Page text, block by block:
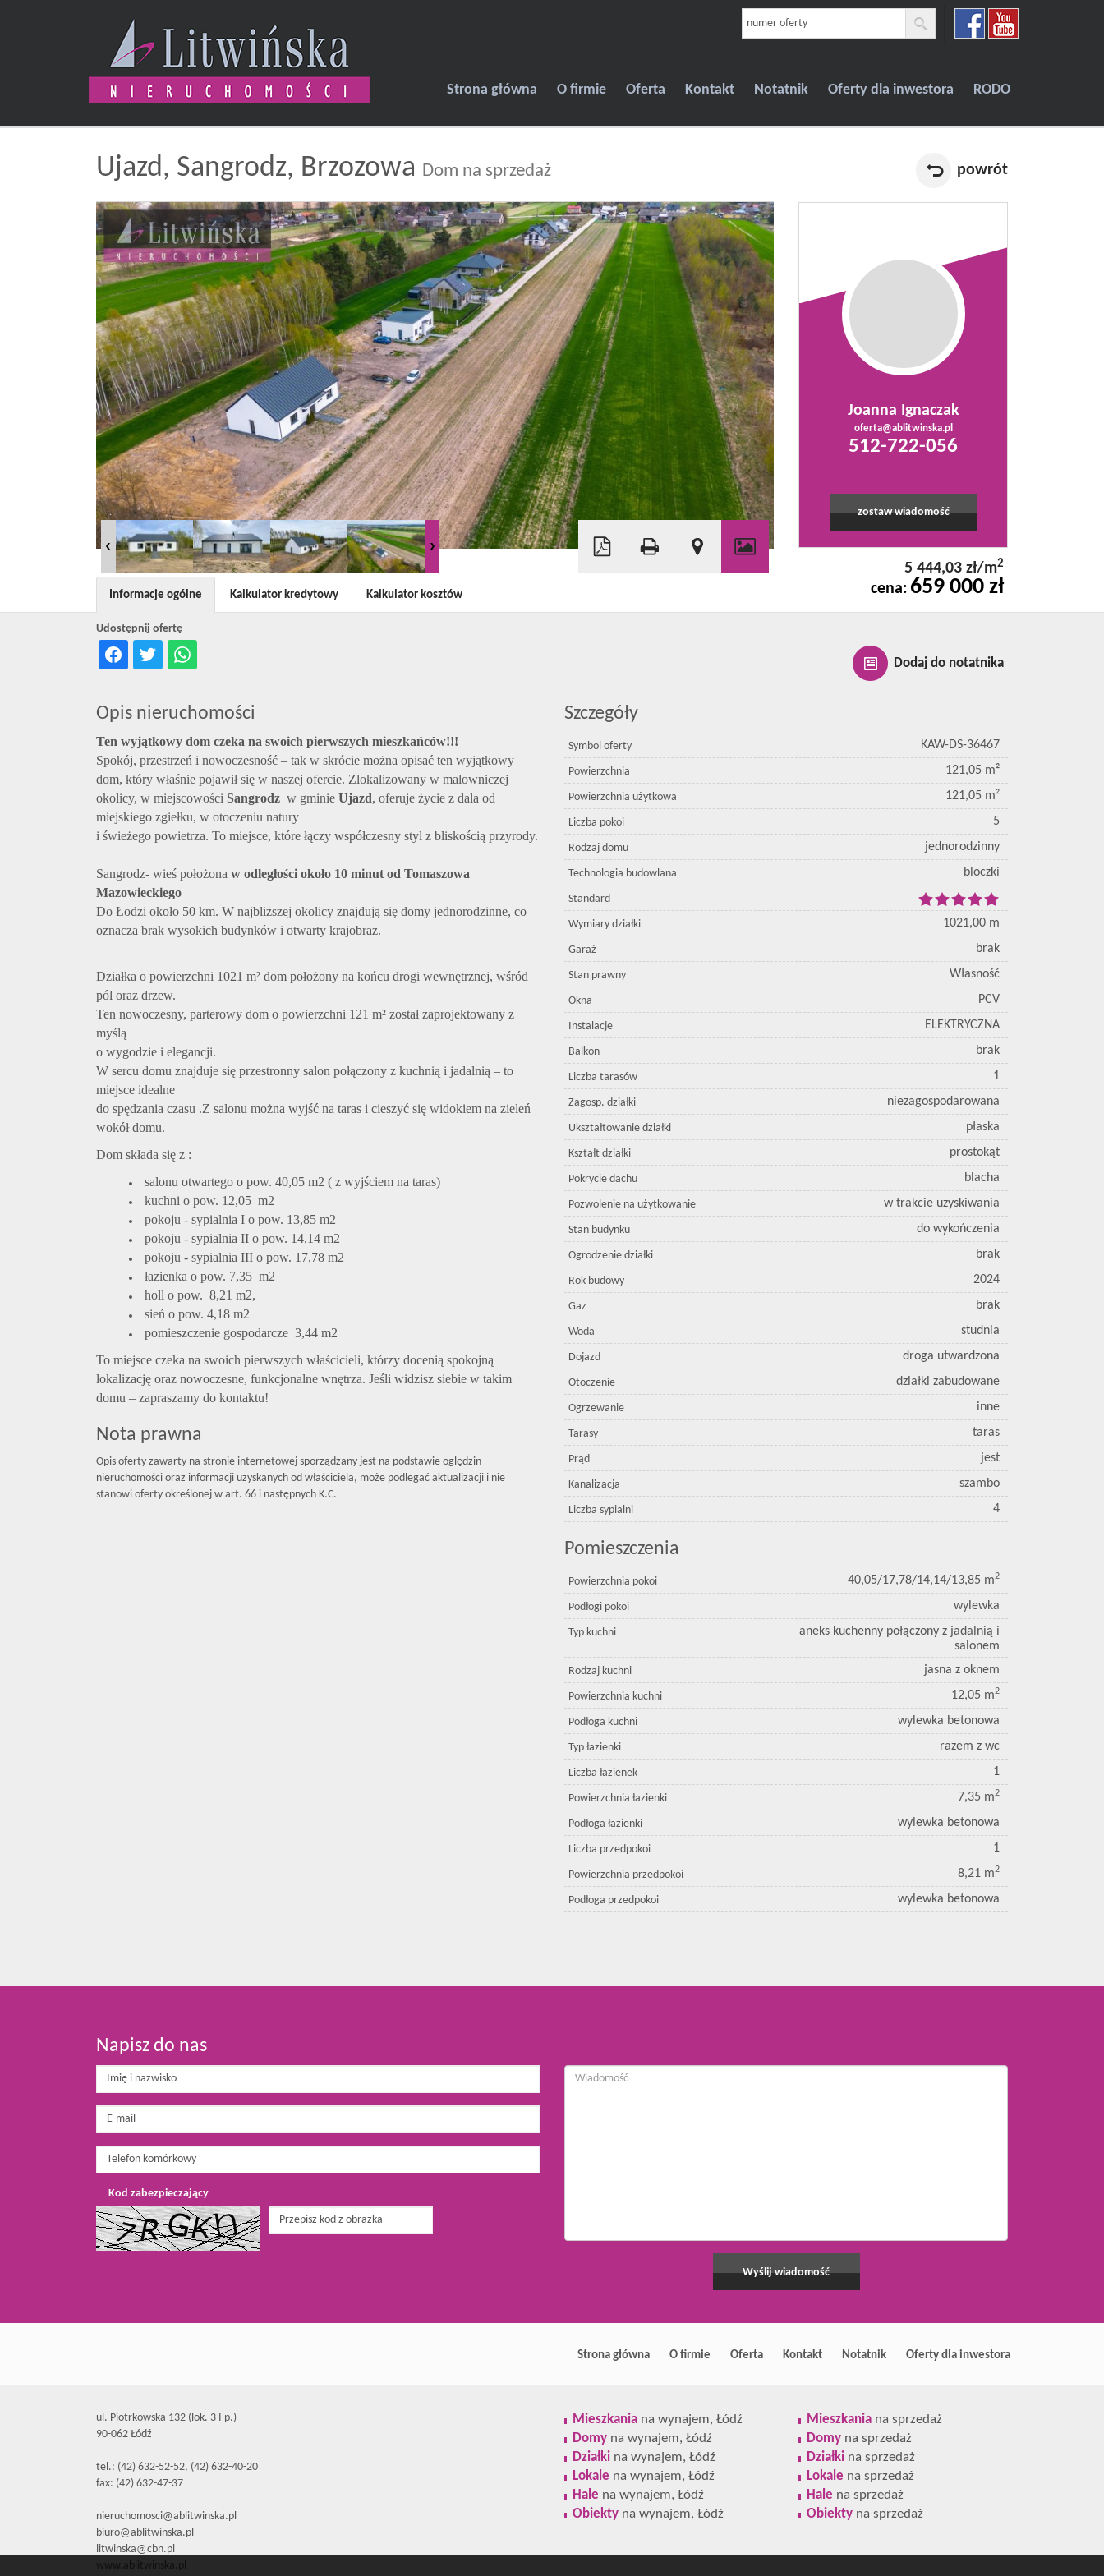
Strona główna O firmie Oferta Kontakt Notatnik Oferty dla inwestora RODO
Ujazd, Sangrodz, Brzozowa Dom na sprzedaż powrót
+
−
©OpenStreetMap contributors
Joanna Ignaczak
oferta@ablitwinska.pl
512-722-056
zostaw wiadomość
5 444,03 zł/m2
cena: 659 000 zł
Dodaj do notatnika
Udostępnij ofertę
Informacje ogólne Kalkulator kredytowy Kalkulator kosztów
Opis nieruchomości
Ten wyjątkowy dom czeka na swoich pierwszych mieszkańców!!!
Spokój, przestrzeń i nowoczesność – tak w skrócie można opisać ten wyjątkowy
dom, który właśnie pojawił się w naszej ofercie. Zlokalizowany w malowniczej
okolicy, w miejscowości Sangrodz w gminie Ujazd, oferuje życie z dala od
miejskiego zgiełku, w otoczeniu natury
i świeżego powietrza. To miejsce, które łączy współczesny styl z bliskością przyrody.
Sangrodz- wieś położona w odległości około 10 minut od Tomaszowa
Mazowieckiego
Do Łodzi około 50 km. W najbliższej okolicy znajdują się domy jednorodzinne, co
oznacza brak wysokich budynków i otwarty krajobraz.
Działka o powierzchni 1021 m² dom położony na końcu drogi wewnętrznej, wśród
pól oraz drzew.
Ten nowoczesny, parterowy dom o powierzchni 121 m² został zaprojektowany z
myślą
o wygodzie i elegancji.
W sercu domu znajduje się przestronny salon połączony z kuchnią i jadalnią – to
miejsce idealne
do spędzania czasu .Z salonu można wyjść na taras i cieszyć się widokiem na zieleń
wokół domu.
Dom składa się z :
salonu otwartego o pow. 40,05 m2 ( z wyjściem na taras)
kuchni o pow. 12,05 m2
pokoju - sypialnia I o pow. 13,85 m2
pokoju - sypialnia II o pow. 14,14 m2
pokoju - sypialnia III o pow. 17,78 m2
łazienka o pow. 7,35 m2
holl o pow. 8,21 m2,
sień o pow. 4,18 m2
pomieszczenie gospodarcze 3,44 m2
To miejsce czeka na swoich pierwszych właścicieli, którzy docenią spokojną
lokalizację oraz nowoczesne, funkcjonalne wnętrza. Jeśli widzisz siebie w takim
domu – zapraszamy do kontaktu!
Nota prawna
Opis oferty zawarty na stronie internetowej sporządzany jest na podstawie oględzin
nieruchomości oraz informacji uzyskanych od właściciela, może podlegać aktualizacji i nie
stanowi oferty określonej w art. 66 i następnych K.C.
Szczegóły
Symbol oferty KAW-DS-36467
Powierzchnia 121,05 m²
Powierzchnia użytkowa 121,05 m²
Liczba pokoi 5
Rodzaj domu jednorodzinny
Technologia budowlana bloczki
Standard
Wymiary działki 1021,00 m
Garaż brak
Stan prawny Własność
Okna PCV
Instalacje ELEKTRYCZNA
Balkon brak
Liczba tarasów 1
Zagosp. działki niezagospodarowana
Ukształtowanie działki płaska
Kształt działki prostokąt
Pokrycie dachu blacha
Pozwolenie na użytkowanie w trakcie uzyskiwania
Stan budynku do wykończenia
Ogrodzenie działki brak
Rok budowy 2024
Gaz brak
Woda studnia
Dojazd droga utwardzona
Otoczenie działki zabudowane
Ogrzewanie inne
Tarasy taras
Prąd jest
Kanalizacja szambo
Liczba sypialni 4
Pomieszczenia
Powierzchnia pokoi 40,05/17,78/14,14/13,85 m2
Podłogi pokoi wylewka
Typ kuchni
aneks kuchenny połączony z jadalnią i
salonem
Rodzaj kuchni jasna z oknem
Powierzchnia kuchni 12,05 m2
Podłoga kuchni wylewka betonowa
Typ łazienki razem z wc
Liczba łazienek 1
Powierzchnia łazienki 7,35 m2
Podłoga łazienki wylewka betonowa
Liczba przedpokoi 1
Powierzchnia przedpokoi 8,21 m2
Podłoga przedpokoi wylewka betonowa
Napisz do nas
Kod zabezpieczający
Strona główna O firmie Oferta Kontakt Notatnik Oferty dla inwestora
ul. Piotrkowska 132 (lok. 3 I p.)
90-062 Łódź
tel.: (42) 632-52-52, (42) 632-40-20
fax: (42) 632-47-37
nieruchomosci@ablitwinska.pl
biuro@ablitwinska.pl
litwinska@cbn.pl
www.ablitwinska.pl
Mieszkania na wynajem, Łódź
Domy na wynajem, Łódź
Działki na wynajem, Łódź
Lokale na wynajem, Łódź
Hale na wynajem, Łódź
Obiekty na wynajem, Łódź
Mieszkania na sprzedaż
Domy na sprzedaż
Działki na sprzedaż
Lokale na sprzedaż
Hale na sprzedaż
Obiekty na sprzedaż